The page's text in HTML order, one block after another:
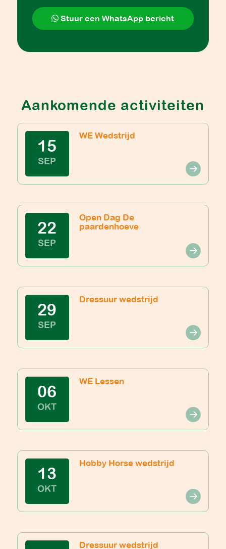
Stuur een WhatsApp bericht
Aankomende activiteiten
15
SEP
WE Wedstrijd
22
SEP
Open Dag De
paardenhoeve
29
SEP
Dressuur wedstrijd
06
OKT
WE Lessen
13
OKT
Hobby Horse wedstrijd
Dressuur wedstrijd